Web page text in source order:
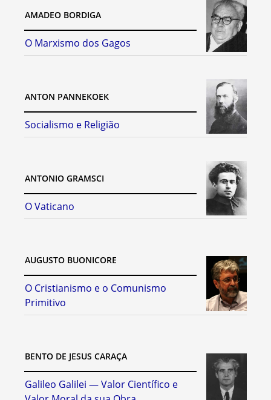
AMADEO BORDIGA
O Marxismo dos Gagos
ANTON PANNEKOEK
Socialismo e Religião
ANTONIO GRAMSCI
O Vaticano
AUGUSTO BUONICORE
O Cristianismo e o Comunismo
Primitivo
BENTO DE JESUS CARAÇA
Galileo Galilei — Valor Científico e